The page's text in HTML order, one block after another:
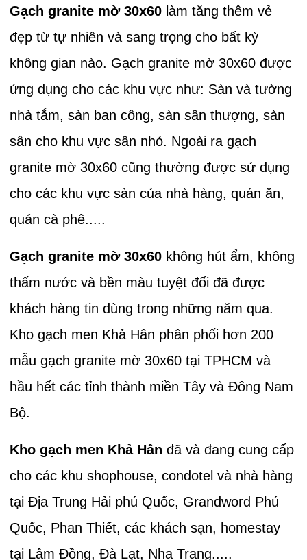
Gạch granite mờ 30x60 làm tăng thêm vẻ
đẹp từ tự nhiên và sang trọng cho bất kỳ
không gian nào. Gạch granite mờ 30x60 được
ứng dụng cho các khu vực như: Sàn và tường
nhà tắm, sàn ban công, sàn sân thượng, sàn
sân cho khu vực sân nhỏ. Ngoài ra gạch
granite mờ 30x60 cũng thường được sử dụng
cho các khu vực sàn của nhà hàng, quán ăn,
quán cà phê.....
Gạch granite mờ 30x60 không hút ẩm, không
thấm nước và bền màu tuyệt đối đã được
khách hàng tin dùng trong những năm qua.
Kho gạch men Khả Hân phân phối hơn 200
mẫu gạch granite mờ 30x60 tại TPHCM và
hầu hết các tỉnh thành miền Tây và Đông Nam
Bộ.
Kho gạch men Khả Hânđã và đang cung cấp
cho các khu shophouse, condotel và nhà hàng
tại Địa Trung Hải phú Quốc, Grandword Phú
Quốc, Phan Thiết, các khách sạn, homestay
tại Lâm Đồng, Đà Lạt, Nha Trang.....